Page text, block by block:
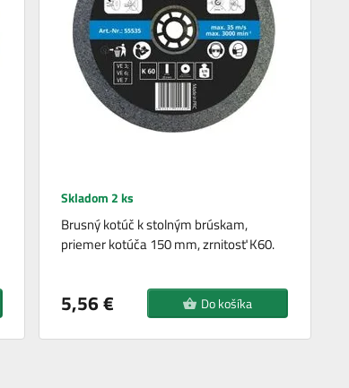
Skladom 2 ks
Brusný kotúč k stolným brúskam,
priemer kotúča 150 mm, zrnitosť K60.
5,56 € Do košíka